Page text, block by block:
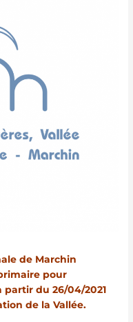
de Marchin
pour
partir du 26/04/2021
de la Vallée.